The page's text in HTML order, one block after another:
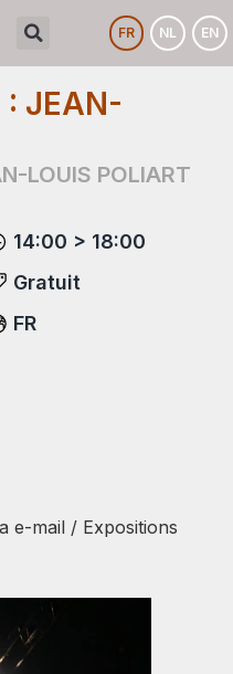
FR NL EN
: JEAN-
LOUIS POLIART
14:00 > 18:00
Gratuit
FR
e-mail / Expositions